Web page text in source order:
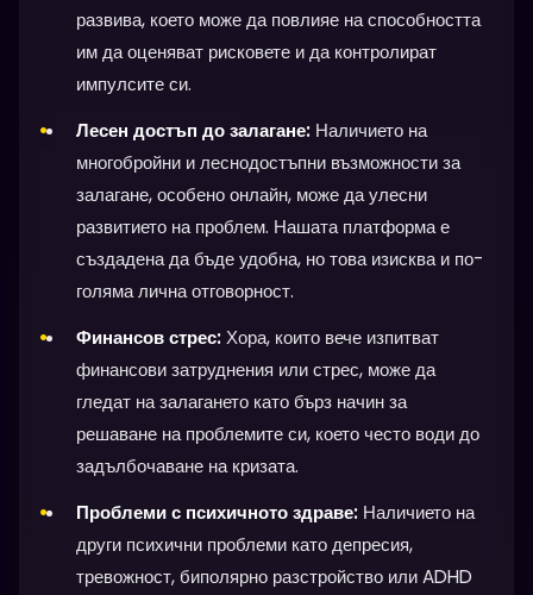
развива, което може да повлияе на способността
им да оценяват рисковете и да контролират
импулсите си.
Лесен достъп до залагане: Наличието на
многобройни и леснодостъпни възможности за
залагане, особено онлайн, може да улесни
развитието на проблем. Нашата платформа е
създадена да бъде удобна, но това изисква и по-
голяма лична отговорност.
Финансов стрес:Хора, които вече изпитват
финансови затруднения или стрес, може да
гледат на залагането като бърз начин за
решаване на проблемите си, което често води до
задълбочаване на кризата.
Проблеми с психичното здраве: Наличието на
други психични проблеми като депресия,
тревожност, биполярно разстройство или ADHD